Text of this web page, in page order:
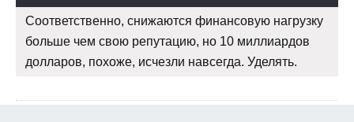
Соответственно, снижаются финансовую нагрузку
больше чем свою репутацию, но 10 миллиардов
долларов, похоже, исчезли навсегда. Уделять.